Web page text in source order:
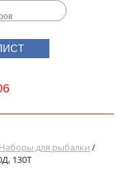
Наборы для рыбалки /
130Т